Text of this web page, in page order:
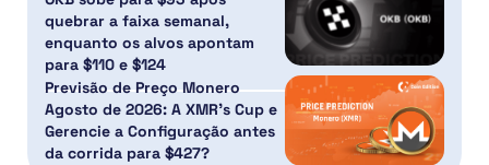
quebrar a faixa semanal,
enquanto os alvos apontam
para $110 e $124
Previsão de Preço Monero
Agosto de 2026: A XMR’s Cup e
Gerencie a Configuração antes
da corrida para $427?